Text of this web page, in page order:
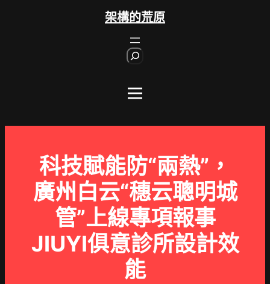
架構的荒原
科技賦能防“兩熱”，
廣州白云“穗云聰明城
管”上線專項報事
JIUYI俱意診所設計效
能